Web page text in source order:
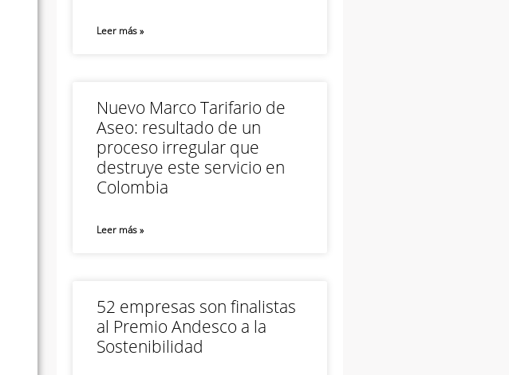
Leer más »
Nuevo Marco Tarifario de
Aseo: resultado de un
proceso irregular que
destruye este servicio en
Colombia
Leer más »
52 empresas son finalistas
al Premio Andesco a la
Sostenibilidad